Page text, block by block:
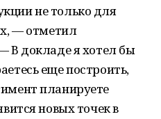
не только для
— отметил
В докладе я хотел бы
еще построить,
планируете
новых точек в